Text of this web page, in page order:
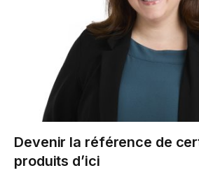
Devenir la référence de
produits d’ici